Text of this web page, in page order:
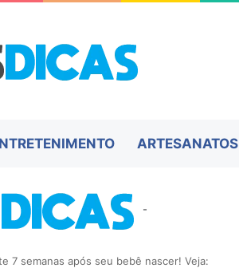
ARTESANATOS
-
7 semanas após seu bebê nascer! Veja: